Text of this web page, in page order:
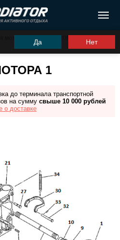
Да Нет
моторов ПЛМ
G30FHS (G30FES)
1
до терминала транспортной
на сумму свыше 10 000 рублей
о доставке